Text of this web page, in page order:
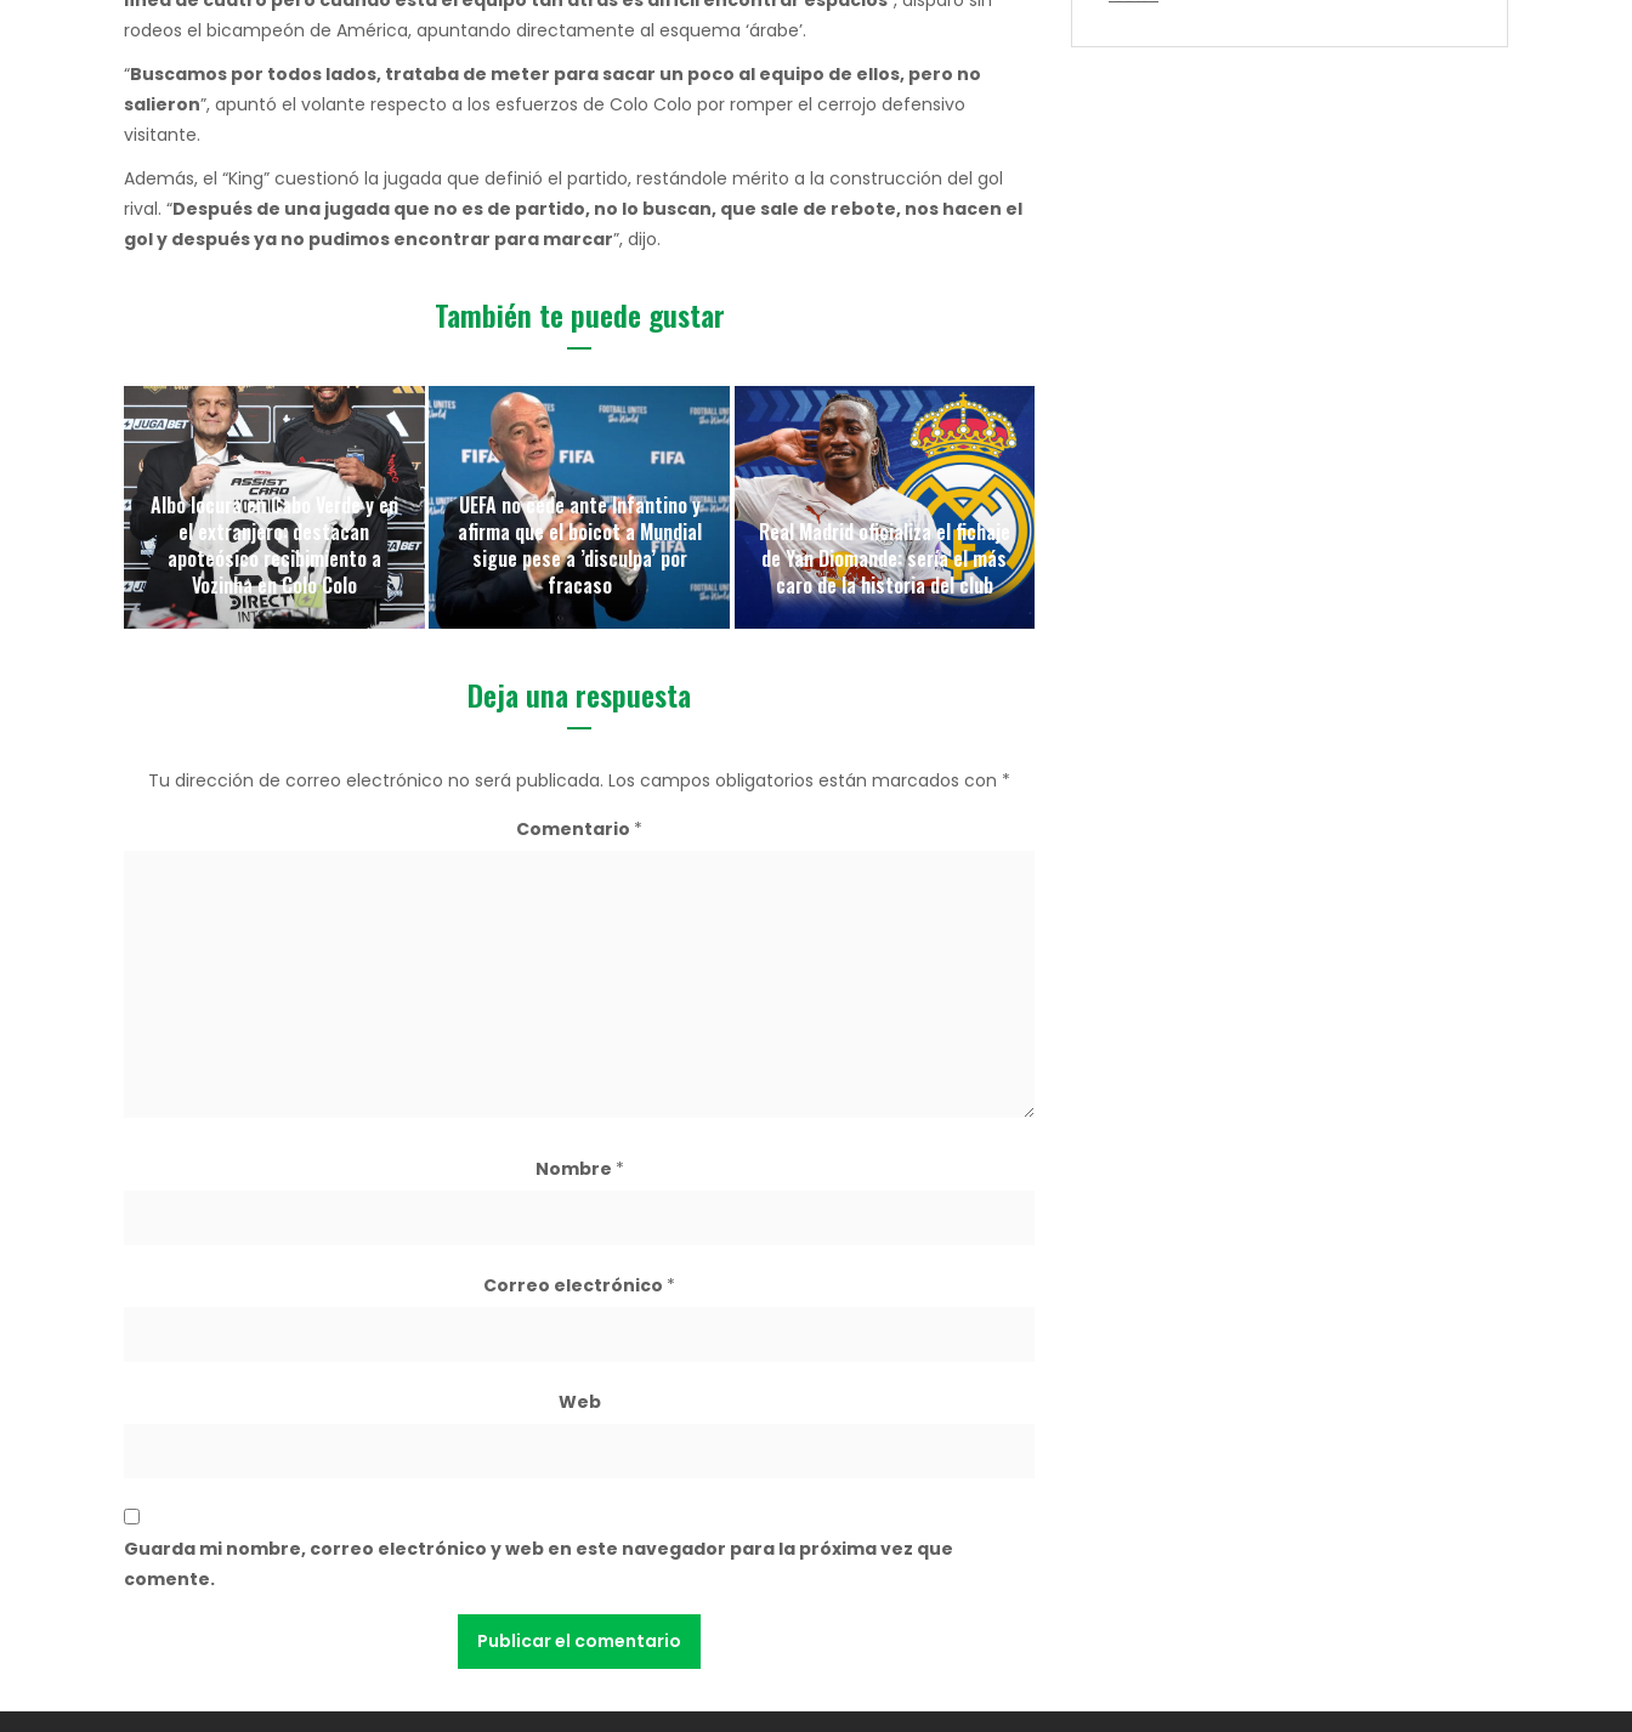
rodeos el bicampeón de América, apuntando directamente al esquema ‘árabe’.
“Buscamos por todos lados, trataba de meter para sacar un poco al equipo de ellos, pero no
salieron”, apuntó el volante respecto a los esfuerzos de Colo Colo por romper el cerrojo defensivo
visitante.
Además, el “King” cuestionó la jugada que definió el partido, restándole mérito a la construcción del gol
rival. “Después de una jugada que no es de partido, no lo buscan, que sale de rebote, nos hacen el
gol y después ya no pudimos encontrar para marcar”, dijo.
También te puede gustar
Albo locura en Cabo Verde y en
el extranjero: destacan
apoteósico recibimiento a
Vozinha en Colo Colo
UEFA no cede ante Infantino y
afirma que el boicot a Mundial
sigue pese a ’disculpa’ por
fracaso
Real Madrid oficializa el fichaje
de Yan Diomande: sería el más
caro de la historia del club
Deja una respuesta
Tu dirección de correo electrónico no será publicada. Los campos obligatorios están marcados con *
Comentario *
Nombre *
Correo electrónico *
Web
Guarda mi nombre, correo electrónico y web en este navegador para la próxima vez que
comente.